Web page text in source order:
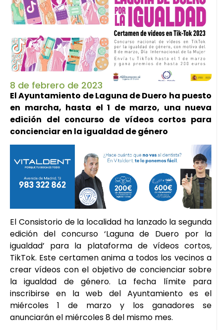
8 de febrero de 2023
El Ayuntamiento de Laguna de Duero ha puesto
en marcha, hasta el 1 de marzo, una nueva
edición del concurso de vídeos cortos para
concienciar en la igualdad de género
El Consistorio de la localidad ha lanzado la segunda
edición del concurso ‘Laguna de Duero por la
igualdad’ para la plataforma de vídeos cortos,
TikTok. Este certamen anima a todos los vecinos a
crear vídeos con el objetivo de concienciar sobre
la igualdad de género. La fecha límite para
inscribirse en la web del Ayuntamiento es el
miércoles 1 de marzo y los ganadores se
anunciarán el miércoles 8 del mismo mes.